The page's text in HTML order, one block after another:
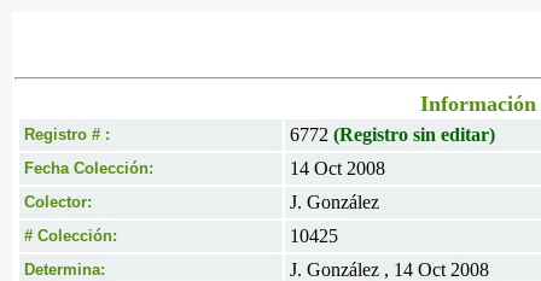
Información
Registro # : 6772 (Registro sin editar)
Fecha Colección: 14 Oct 2008
Colector: J. González
# Colección: 10425
Determina: J. González , 14 Oct 2008